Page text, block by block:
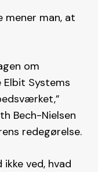
man, at
om
Elbit Systems
Bech-Nielsen
redegørelse.
ved, hvad